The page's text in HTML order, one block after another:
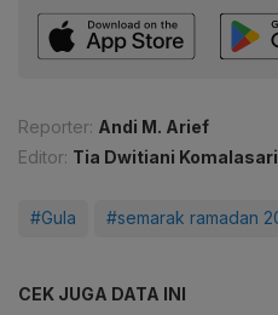
Reporter: Andi M. Arief
Editor: Tia Dwitiani Komalasari
#Gula #semarak ramadan
CEK JUGA DATA INI